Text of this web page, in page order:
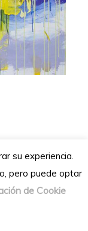
su experiencia.
pero puede optar
de Cookie